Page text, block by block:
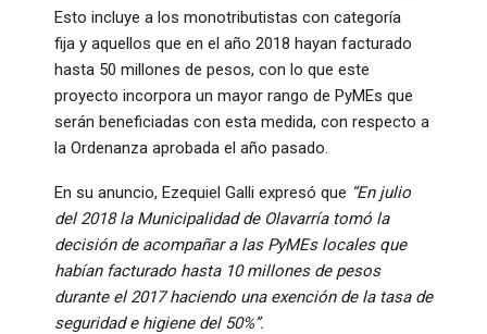
Esto incluye a los monotributistas con categoría
fija y aquellos que en el año 2018 hayan facturado
hasta 50 millones de pesos, con lo que este
proyecto incorpora un mayor rango de PyMEs que
serán beneficiadas con esta medida, con respecto a
la Ordenanza aprobada el año pasado.
En su anuncio, Ezequiel Galli expresó que “En julio
del 2018 la Municipalidad de Olavarría tomó la
decisión de acompañar a las PyMEs locales que
habían facturado hasta 10 millones de pesos
durante el 2017 haciendo una exención de la tasa de
seguridad e higiene del 50%”.